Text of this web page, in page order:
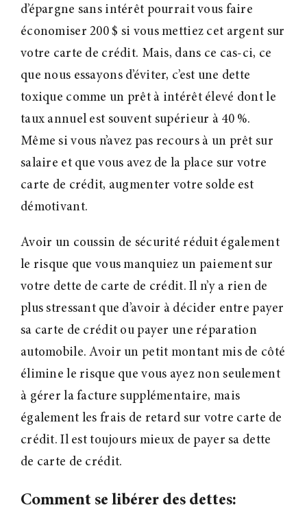
d’épargne sans intérêt pourrait vous faire
économiser 200 $ si vous mettiez cet argent sur
votre carte de crédit. Mais, dans ce cas-ci, ce
que nous essayons d’éviter, c’est une dette
toxique comme un prêt à intérêt élevé dont le
taux annuel est souvent supérieur à 40 %.
Même si vous n’avez pas recours à un prêt sur
salaire et que vous avez de la place sur votre
carte de crédit, augmenter votre solde est
démotivant.
Avoir un coussin de sécurité réduit également
le risque que vous manquiez un paiement sur
votre dette de carte de crédit. Il n’y a rien de
plus stressant que d’avoir à décider entre payer
sa carte de crédit ou payer une réparation
automobile. Avoir un petit montant mis de côté
élimine le risque que vous ayez non seulement
à gérer la facture supplémentaire, mais
également les frais de retard sur votre carte de
crédit. Il est toujours mieux de payer sa dette
de carte de crédit.
Comment se libérer des dettes: